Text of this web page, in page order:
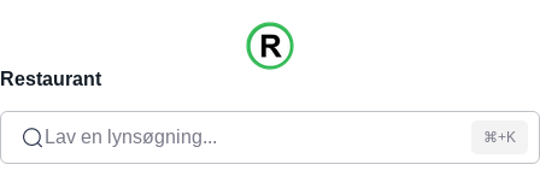
Restaurant
Lav en lynsøgning... ⌘+K